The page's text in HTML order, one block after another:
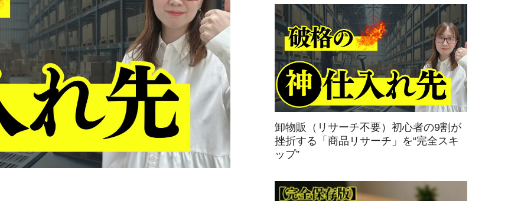
卸物販（リサーチ不要）初心者の9割が
挫折する「商品リサーチ」を“完全スキ
ップ”